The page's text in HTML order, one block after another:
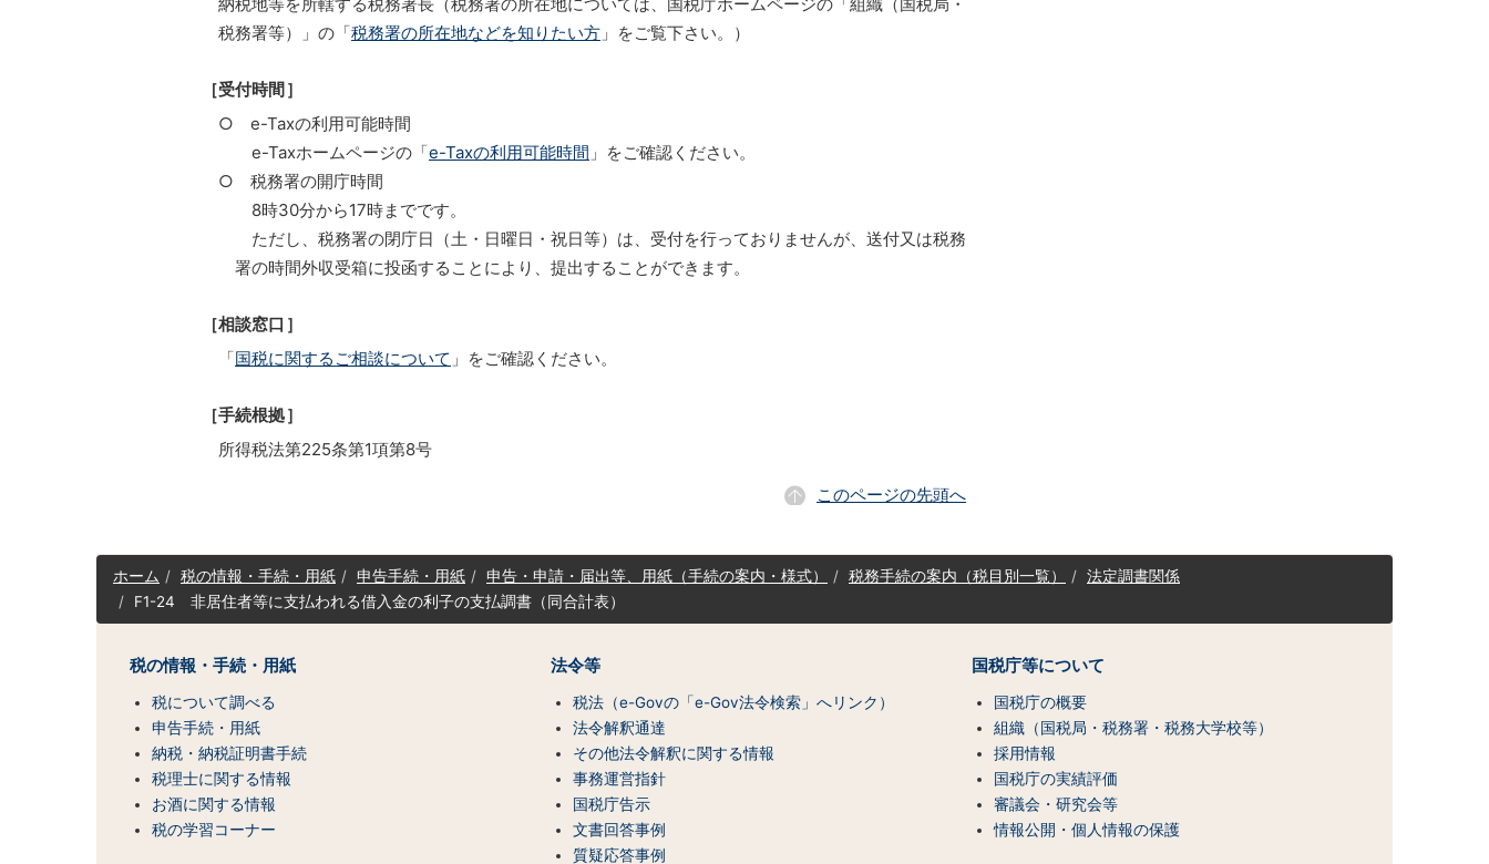
税務署等）」の「税務署の所在地などを知りたい方 」をご覧下さい。）
［受付時間］
○ e-Taxの利用可能時間
e-Taxホームページの「e-Taxの利用可能時間 」をご確認ください。
○ 税務署の開庁時間
8時30分から17時までです。
ただし、税務署の閉庁日（土・日曜日・祝日等）は、受付を行っておりませんが、送付又は税務
署の時間外収受箱に投函することにより、提出することができます。
［相談窓口］
「国税に関するご相談について 」をご確認ください。
［手続根拠］
所得税法第225条第1項第8号
このページの先頭へ
サ
イ
（コ
ホーム 税の情報・手続・用紙 申告手続・用紙 申告・申請・届出等、用紙（手続の案内・様式） 税務手続の案内（税目別一覧）
法定調書関係
F1-24 非居住者等に支払われる借入金の利子の支払調書（同合計表）
税の情報・手続・用紙
税について調べる
申告手続・用紙
納税・納税証明書手続
税理士に関する情報
お酒に関する情報
税の学習コーナー
法令等
税法（e-Govの「e-Gov法令検索」へリンク）
法令解釈通達
その他法令解釈に関する情報
事務運営指針
国税庁告示
文書回答事例
質疑応答事例
国税庁等について
国税庁の概要
組織（国税局・税務署・税務大学校等）
採用情報
国税庁の実績評価
審議会・研究会等
情報公開・個人情報の保護